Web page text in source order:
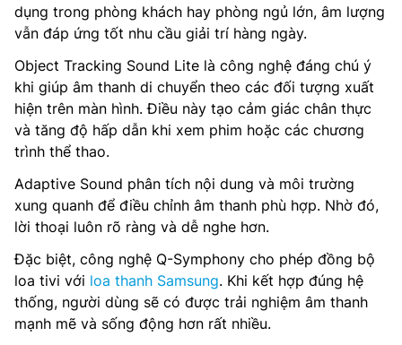
dụng trong phòng khách hay phòng ngủ lớn, âm lượng
vẫn đáp ứng tốt nhu cầu giải trí hàng ngày.
Object Tracking Sound Lite là công nghệ đáng chú ý
khi giúp âm thanh di chuyển theo các đối tượng xuất
hiện trên màn hình. Điều này tạo cảm giác chân thực
và tăng độ hấp dẫn khi xem phim hoặc các chương
trình thể thao.
Adaptive Sound phân tích nội dung và môi trường
xung quanh để điều chỉnh âm thanh phù hợp. Nhờ đó,
lời thoại luôn rõ ràng và dễ nghe hơn.
Đặc biệt, công nghệ Q-Symphony cho phép đồng bộ
loa tivi với loa thanh Samsung. Khi kết hợp đúng hệ
thống, người dùng sẽ có được trải nghiệm âm thanh
mạnh mẽ và sống động hơn rất nhiều.